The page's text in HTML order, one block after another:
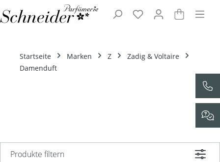
Zum Hauptinhalt springen
Startseite Marken Z
Zadig & Voltaire
Damenduft
Produkte filtern